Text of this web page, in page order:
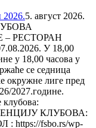
2026.5. август 2026.
РЕСТОРАН
У 18,00
у 18,00 часова у
се седница
окружне лиге пред
2027.године.
КЛУБОВА:
: https://fsbo.rs/wp-